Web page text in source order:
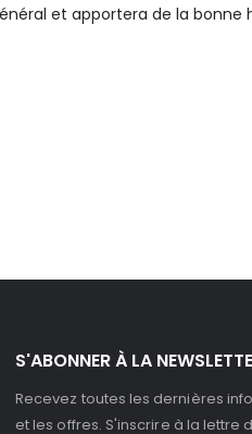
et apportera de la bonne
S'ABONNER À LA
Recevez toutes les dernières
et les offres. S'inscrire à la lettre